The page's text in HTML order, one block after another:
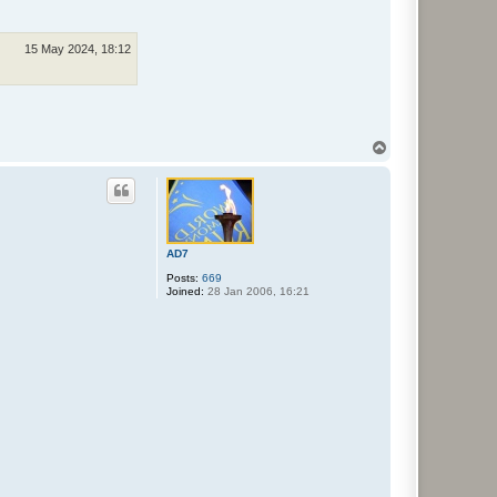
15 May 2024, 18:12
AD7
Posts: 669
Joined: 28 Jan 2006, 16:21